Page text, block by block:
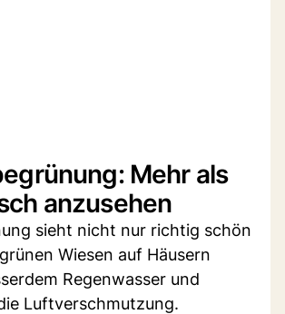
Mehr als
anzusehen
sieht nicht nur richtig schön
Wiesen auf Häusern
Regenwasser und
Luftverschmutzung.